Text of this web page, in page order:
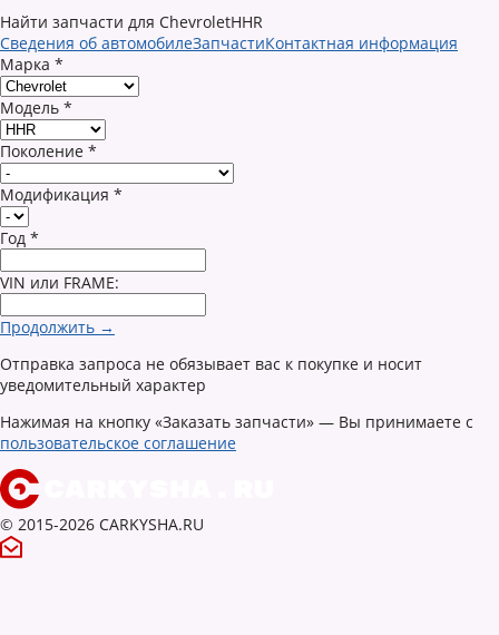
Найти запчасти для ChevroletHHR
Сведения об автомобилеЗапчастиКонтактная информация
Марка *
Модель *
Поколение *
Модификация *
Год *
VIN или FRAME:
Продолжить →
Отправка запроса не обязывает вас к покупке и носит
уведомительный характер
Нажимая на кнопку «Заказать запчасти» — Вы принимаете с
пользовательское соглашение
© 2015-2026 CARKYSHA.RU